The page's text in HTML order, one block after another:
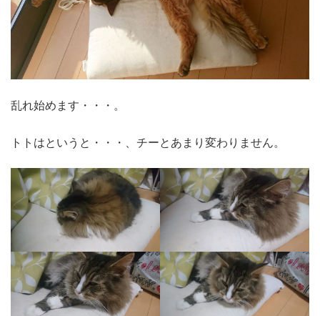
乱れ始めます・・・。
トトはというと・・・、チーとあまり変わりません。